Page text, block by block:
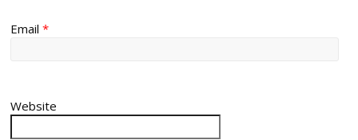
Email*
Website